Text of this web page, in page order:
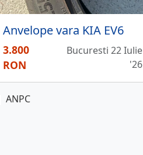
Anvelope vara KIA EV6
3.800
RON
Bucuresti 22 Iulie
'26
ANPC